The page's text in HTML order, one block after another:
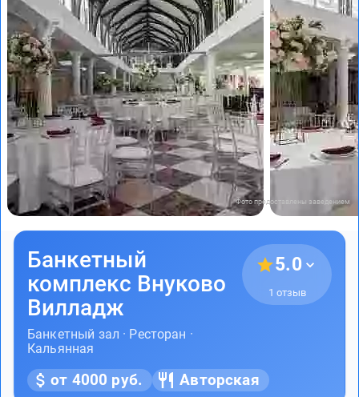
Фото предоставлены заведением
Банкетный
комплекс Внуково
Вилладж
Банкетный зал · Ресторан ·
Кальянная
5.0
1 отзыв
от 4000 руб. Авторская